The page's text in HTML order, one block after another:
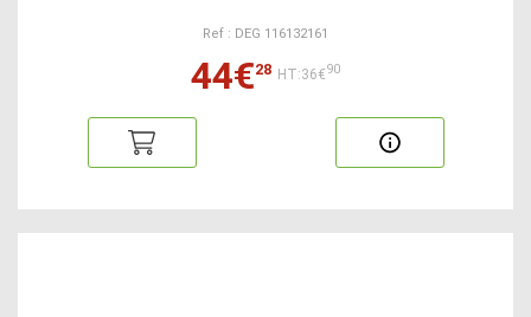
Ref : DEG 116132161
44€28 HT:36€90